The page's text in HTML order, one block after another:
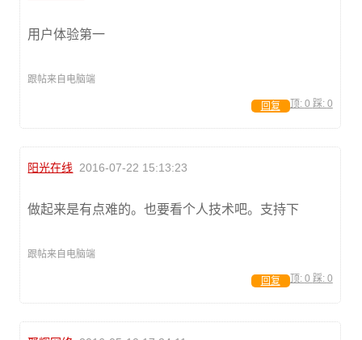
用户体验第一
跟帖来自电脑端
顶: 0 踩: 0
回复
阳光在线 2016-07-22 15:13:23
做起来是有点难的。也要看个人技术吧。支持下
跟帖来自电脑端
顶: 0 踩: 0
回复